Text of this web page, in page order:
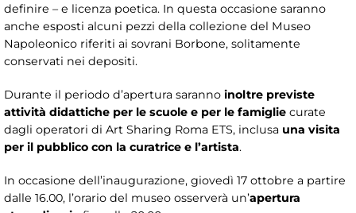
definire – e licenza poetica. In questa occasione saranno
anche esposti alcuni pezzi della collezione del Museo
Napoleonico riferiti ai sovrani Borbone, solitamente
conservati nei depositi.
Durante il periodo d’apertura saranno inoltre previste
attività didattiche per le scuole e per le famiglie curate
dagli operatori di Art Sharing Roma ETS, inclusa una visita
per il pubblico con la curatrice e l’artista.
In occasione dell’inaugurazione, giovedì 17 ottobre a partire
dalle 16.00, l’orario del museo osserverà un’apertura